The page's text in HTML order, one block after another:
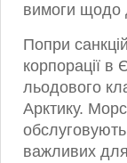
вимоги щодо
Попри
корпорації в
льодового
Арктику.
обслуговують
важливих